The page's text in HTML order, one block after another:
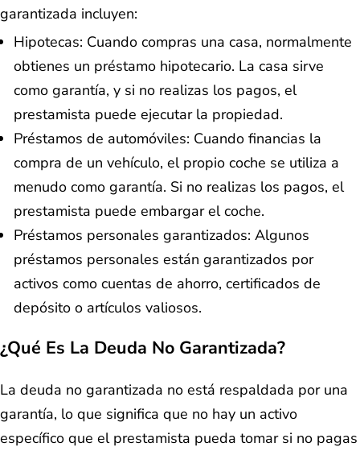
garantizada incluyen:
Hipotecas: Cuando compras una casa, normalmente
obtienes un préstamo hipotecario. La casa sirve
como garantía, y si no realizas los pagos, el
prestamista puede ejecutar la propiedad.
Préstamos de automóviles: Cuando financias la
compra de un vehículo, el propio coche se utiliza a
menudo como garantía. Si no realizas los pagos, el
prestamista puede embargar el coche.
Préstamos personales garantizados: Algunos
préstamos personales están garantizados por
activos como cuentas de ahorro, certificados de
depósito o artículos valiosos.
¿Qué Es La Deuda No Garantizada?
La deuda no garantizada no está respaldada por una
garantía, lo que significa que no hay un activo
específico que el prestamista pueda tomar si no pagas